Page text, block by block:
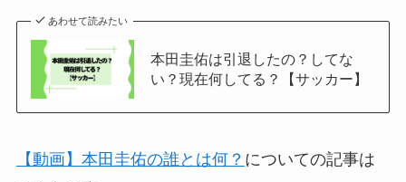
あわせて読みたい
本田圭佑は引退したの？してな
い？現在何してる？【サッカー】
【動画】本田圭佑の誰とは何？ についての記事は